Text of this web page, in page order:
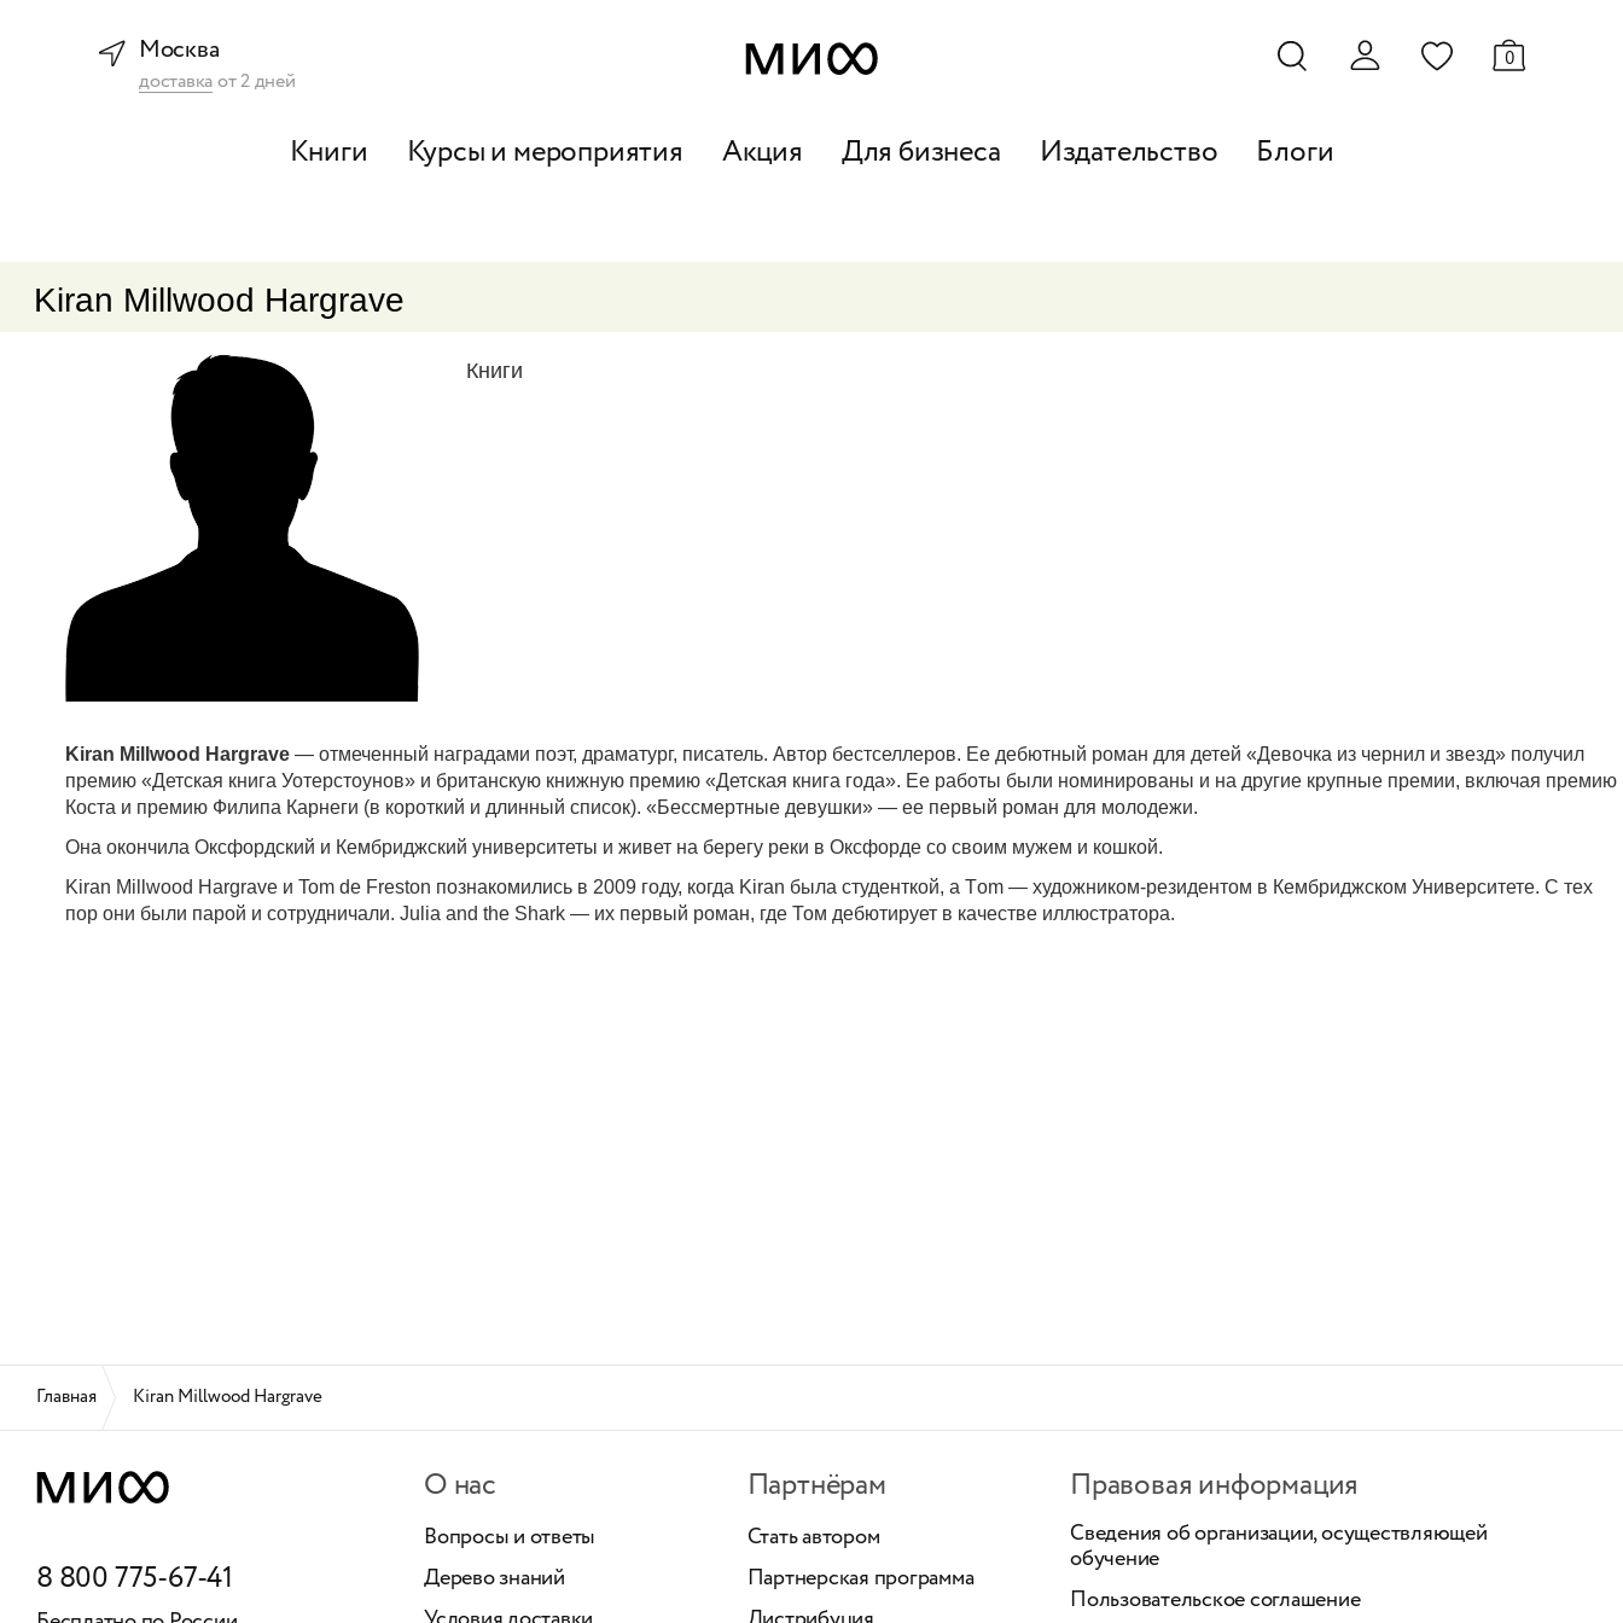
Москва
доставкаот2дней
0
Книги Курсы и мероприятия Акция Для бизнеса Издательство Блоги
Kiran Millwood Hargrave
Книги
Kiran Millwood Hargrave — отмеченный наградами поэт, драматург, писатель. Автор бестселлеров. Ее дебютный роман для детей «Девочка из чернил и звезд» получил
премию «Детская книга Уотерстоунов» и британскую книжную премию «Детская книга года». Ее работы были номинированы и на другие крупные премии, включая премию
Коста и премию Филипа Карнеги (в короткий и длинный список). «Бессмертные девушки» — ее первый роман для молодежи.
Она окончила Оксфордский и Кембриджский университеты и живет на берегу реки в Оксфорде со своим мужем и кошкой.
Kiran Millwood Hargrave и Tom de Freston познакомились в 2009 году, когда Kiran была студенткой, а Тom — художником-резидентом в Кембриджском Университете. С тех
пор они были парой и сотрудничали. Julia and the Shark — их первый роман, где Том дебютирует в качестве иллюстратора.
Главная Kiran Millwood Hargrave
8 800 775-67-41
О нас
Вопросы и ответы
Дерево знаний
Партнёрам
Стать автором
Партнерская программа
Правовая информация
Сведения об организации, осуществляющей
обучение
Пользовательское соглашение